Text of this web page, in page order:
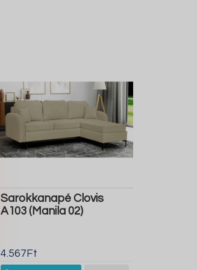
Sarokkanapé Clovis
A103 (Manila 02)
4.567Ft